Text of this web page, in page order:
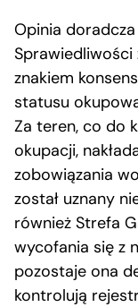
Opinia
Sprawiedliwości
znakiem
statusu
Za teren, co do
okupacji,
zobowiązania
został uznany
również Strefa
wycofania się z
pozostaje ona
kontrolują